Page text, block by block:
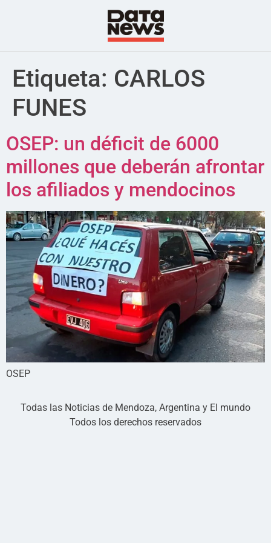
Etiqueta: CARLOS
FUNES
OSEP: un déficit de 6000
millones que deberán afrontar
los afiliados y mendocinos
OSEP
Todas las Noticias de Mendoza, Argentina y El mundo
Todos los derechos reservados